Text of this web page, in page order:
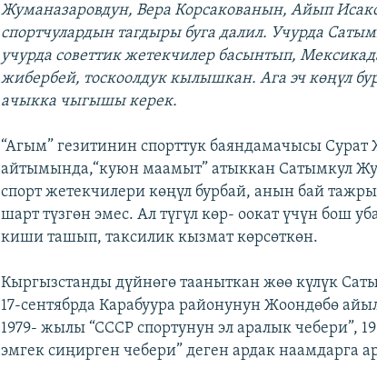
Жуманазаровдун, Вера Корсакованын, Айып
спортчулардын тагдыры буга далил. Учурда
учурда советтик жетекчилер басынтып,
жибербей, тоскоолдук кылышкан. Ага эч көңүл
ачыкка чыгышы керек.
“Агым” гезитинин спорттук баяндамачысы
айтымында,“куюн маамыт” атыккан Сатымкул
спорт жетекчилери көңүл бурбай, анын бай
шарт түзгөн эмес. Ал түгүл көр- оокат үчүн бош
киши ташып, таксилик кызмат көрсөткөн.
Кыргызстанды дүйнөгө тааныткан жөө күлүк
17-сентябрда Карабуура районунун Жоондөбө
1979- жылы “СССР спортунун эл аралык чебери”,
эмгек сиңирген чебери” деген ардак наамдарга